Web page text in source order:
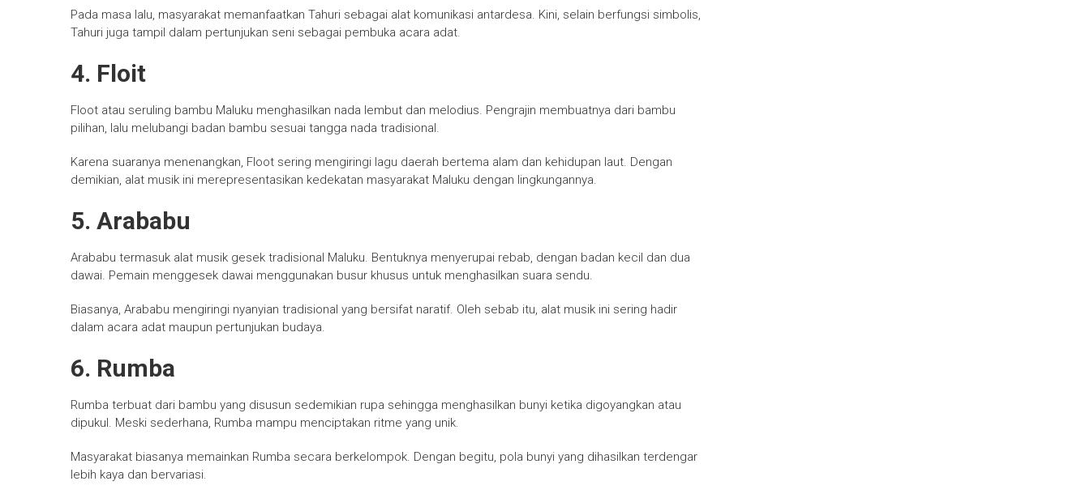
Pada masa lalu, masyarakat memanfaatkan Tahuri sebagai alat komunikasi antardesa. Kini, selain berfungsi simbolis,
Tahuri juga tampil dalam pertunjukan seni sebagai pembuka acara adat.
4. Floit
Floot atau seruling bambu Maluku menghasilkan nada lembut dan melodius. Pengrajin membuatnya dari bambu
pilihan, lalu melubangi badan bambu sesuai tangga nada tradisional.
Karena suaranya menenangkan, Floot sering mengiringi lagu daerah bertema alam dan kehidupan laut. Dengan
demikian, alat musik ini merepresentasikan kedekatan masyarakat Maluku dengan lingkungannya.
5. Arababu
Arababu termasuk alat musik gesek tradisional Maluku. Bentuknya menyerupai rebab, dengan badan kecil dan dua
dawai. Pemain menggesek dawai menggunakan busur khusus untuk menghasilkan suara sendu.
Biasanya, Arababu mengiringi nyanyian tradisional yang bersifat naratif. Oleh sebab itu, alat musik ini sering hadir
dalam acara adat maupun pertunjukan budaya.
6. Rumba
Rumba terbuat dari bambu yang disusun sedemikian rupa sehingga menghasilkan bunyi ketika digoyangkan atau
dipukul. Meski sederhana, Rumba mampu menciptakan ritme yang unik.
Masyarakat biasanya memainkan Rumba secara berkelompok. Dengan begitu, pola bunyi yang dihasilkan terdengar
lebih kaya dan bervariasi.